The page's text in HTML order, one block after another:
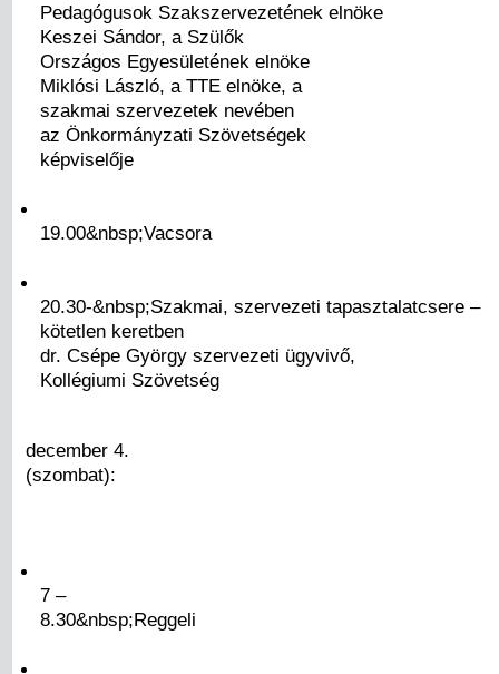
Pedagógusok Szakszervezetének elnöke
Keszei Sándor, a Szülők
Országos Egyesületének elnöke
Miklósi László, a TTE elnöke, a
szakmai szervezetek nevében
az Önkormányzati Szövetségek
képviselője
19.00&nbsp;Vacsora
20.30-&nbsp;Szakmai, szervezeti tapasztalatcsere –
kötetlen keretben
dr. Csépe György szervezeti ügyvivő,
Kollégiumi Szövetség
december 4.
(szombat):
7 –
8.30&nbsp;Reggeli